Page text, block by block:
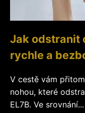
Jak odstranit
rychle a
V cestě vám
nohou, které
EL7B. Ve srovnání...